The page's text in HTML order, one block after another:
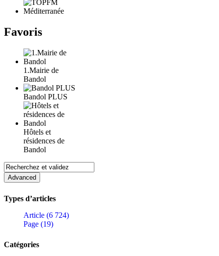
Favoris
1.Mairie de
Bandol
Bandol PLUS
Hôtels et
résidences de
Bandol
Types d’articles
Article (6 724)
Page (19)
Catégories